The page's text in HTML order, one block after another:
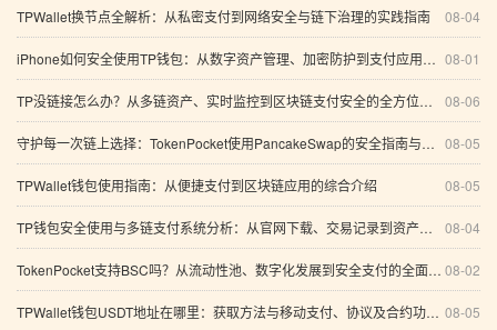
08-04
TPWallet换节点全解析：从私密支付到网络安全与链下治理的实践指南
08-01
iPhone如何安全使用TP钱包：从数字资产管理、加密防护到支付应用的完整指南
08-06
TP没链接怎么办？从多链资产、实时监控到区块链支付安全的全方位分析
08-05
守护每一次链上选择：TokenPocket使用PancakeSwap的安全指南与智能支付思考
08-05
TPWallet钱包使用指南：从便捷支付到区块链应用的综合介绍
08-04
TP钱包安全使用与多链支付系统分析：从官网下载、交易记录到资产保护
08-02
TokenPocket支持BSC吗？从流动性池、数字化发展到安全支付的全面指南
08-05
TPWallet钱包USDT地址在哪里：获取方法与移动支付、协议及合约功能全面解析